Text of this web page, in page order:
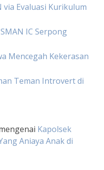
via Evaluasi Kurikulum
IC Serpong
Mencegah Kekerasan
Teman Introvert di
Kapolsek
Aniaya Anak di